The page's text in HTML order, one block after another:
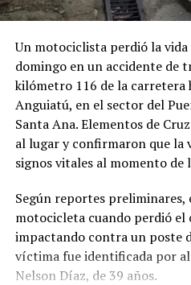
Un motociclista perdió la vida
domingo en un accidente de
kilómetro 116 de la carretera
Anguiatú, en el sector del
Santa Ana. Elementos de
al lugar y confirmaron que la
signos vitales al momento de
Según reportes preliminares,
motocicleta cuando perdió
impactando contra un poste
víctima fue identificada por
Nelson Díaz, de 39 años.